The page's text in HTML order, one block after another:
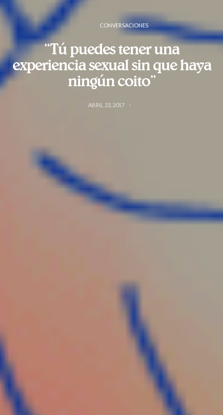
CONVERSACIONES
“Tú puedes tener una
experiencia sexual sin que haya
ningún coito”
ABRIL 23, 2017